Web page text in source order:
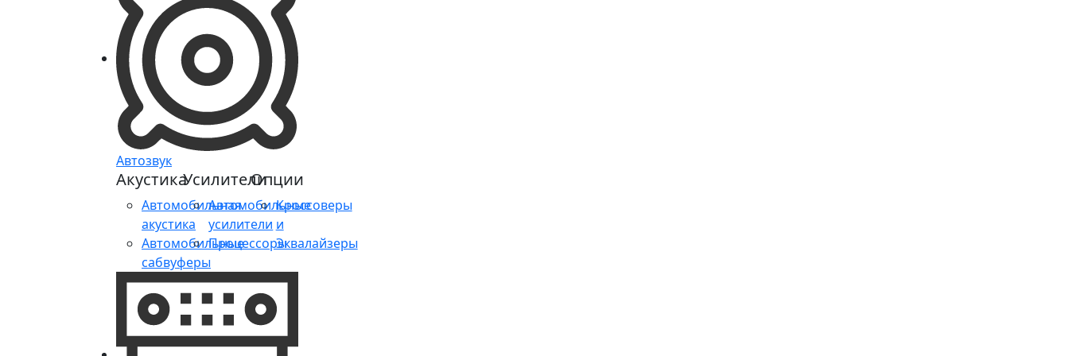
Автозвук
Акустика
Автомобильная
акустика
Автомобильные
сабвуферы
Усилители
Автомобильные
усилители
Процессоры
Опции
Кроссоверы
и
Эквалайзеры